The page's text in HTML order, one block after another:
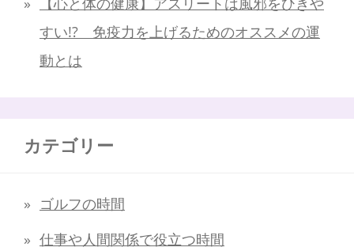
すい!? 免疫力を上げるためのオススメの運
動とは
カテゴリー
ゴルフの時間
仕事や人間関係で役立つ時間